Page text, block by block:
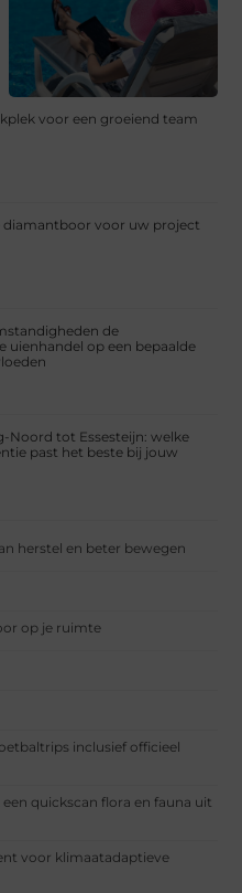
voor een groeiend team
diamantboor voor uw project
de
uienhandel op een bepaalde
Noord tot Essesteijn: welke
past het beste bij jouw
herstel en beter bewegen
op je ruimte
inclusief officieel
quickscan flora en fauna uit
voor klimaatadaptieve